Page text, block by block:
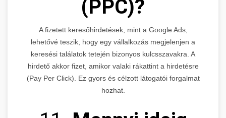
(PPC)?
A fizetett keresőhirdetések, mint a Google Ads,
lehetővé teszik, hogy egy vállalkozás megjelenjen a
keresési találatok tetején bizonyos kulcsszavakra. A
hirdető akkor fizet, amikor valaki rákattint a hirdetésre
(Pay Per Click). Ez gyors és célzott látogatói forgalmat
hozhat.